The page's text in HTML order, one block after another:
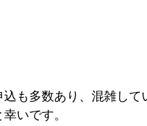
も多数あり、混雑して
いです。